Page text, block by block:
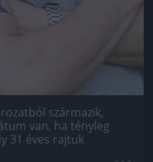
származik,
van, ha tényleg
31 éves rajtuk